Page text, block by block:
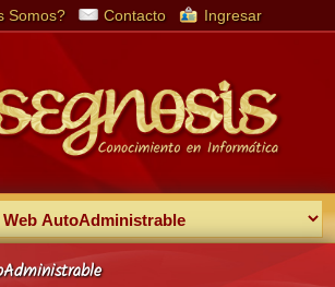
Somos? Contacto
Ingresar